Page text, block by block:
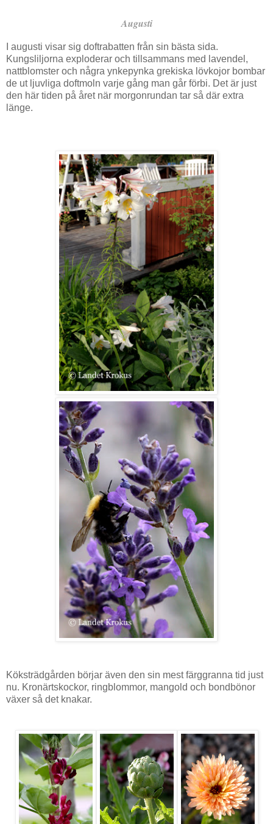
Augusti
I augusti visar sig doftrabatten från sin bästa sida.
Kungsliljorna exploderar och tillsammans med lavendel,
nattblomster och några ynkepynka grekiska lövkojor bombar
de ut ljuvliga doftmoln varje gång man går förbi. Det är just
den här tiden på året när morgonrundan tar så där extra
länge.
Köksträdgården börjar även den sin mest färggranna tid just
nu. Kronärtskockor, ringblommor, mangold och bondbönor
växer så det knakar.